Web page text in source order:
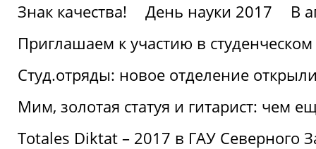
Знак качества!
День науки 2017
В
Приглашаем к участию в
Студ.отряды: новое отделение
Мим, золотая статуя и гитарист: чем
Totales Diktat – 2017 в ГАУ Северного